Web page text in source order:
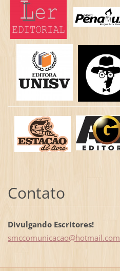
Contato
Divulgando Escritores!
smccomunicacao@hotmail.com